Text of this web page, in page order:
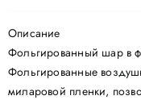
Политика
Описание
Фольгированный шар в
Фольгированные
миларовой пленки,